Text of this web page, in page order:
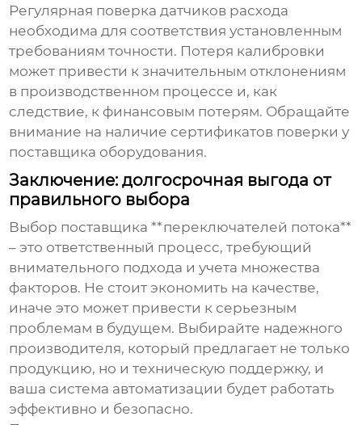
Регулярная поверка датчиков расхода
необходима для соответствия установленным
требованиям точности. Потеря калибровки
может привести к значительным отклонениям
в производственном процессе и, как
следствие, к финансовым потерям. Обращайте
внимание на наличие сертификатов поверки у
поставщика оборудования.
Заключение: долгосрочная выгода от
правильного выбора
Выбор поставщика **переключателей потока**
– это ответственный процесс, требующий
внимательного подхода и учета множества
факторов. Не стоит экономить на качестве,
иначе это может привести к серьезным
проблемам в будущем. Выбирайте надежного
производителя, который предлагает не только
продукцию, но и техническую поддержку, и
ваша система автоматизации будет работать
эффективно и безопасно.